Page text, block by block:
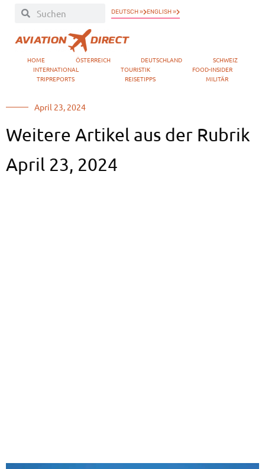
DEUTSCH » ENGLISH »
HOME ÖSTERREICH DEUTSCHLAND
SCHWEIZ
INTERNATIONAL
TOURISTIK
FOOD-INSIDER
TRIPREPORTS
REISETIPPS MILITÄR
April 23, 2024
Weitere Artikel aus der Rubrik
April 23, 2024